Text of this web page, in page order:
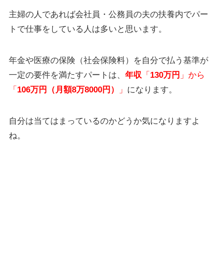
主婦の人であれば会社員・公務員の夫の扶養内でパー
トで仕事をしている人は多いと思います。
年金や医療の保険（社会保険料）を自分で払う基準が
一定の要件を満たすパートは、 年収「 130万円 」から
「 106万円（月額8万8000円） 」 になります。
自分は当てはまっているのかどうか気になりますよ
ね。